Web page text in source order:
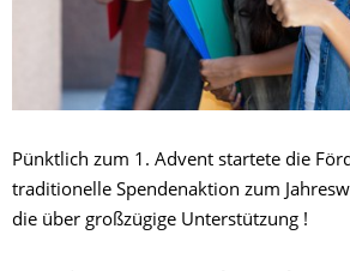
Pünktlich zum 1. Advent startete die
traditionelle Spendenaktion zum
die über großzügige Unterstützung !